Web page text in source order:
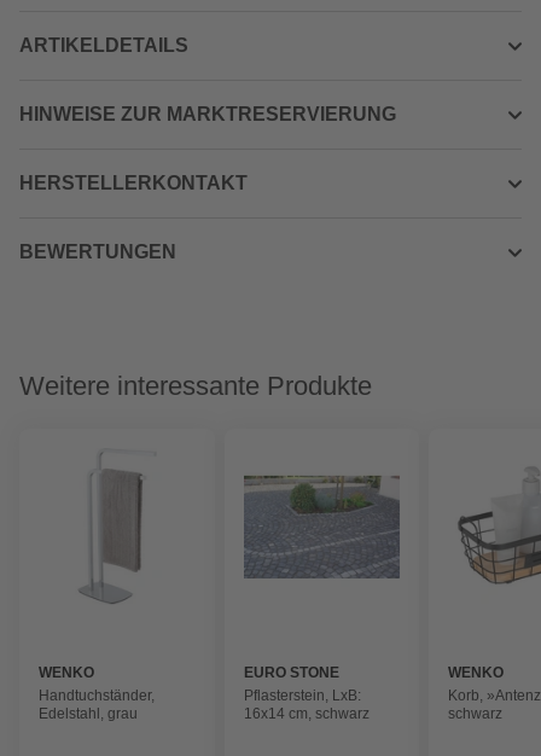
ARTIKELDETAILS
HINWEISE ZUR MARKTRESERVIERUNG
HERSTELLERKONTAKT
BEWERTUNGEN
Weitere interessante Produkte
WENKO
Handtuchständer,
Edelstahl, grau
EURO STONE
Pflasterstein, LxB:
16x14 cm, schwarz
WENKO
Korb,
schwarz